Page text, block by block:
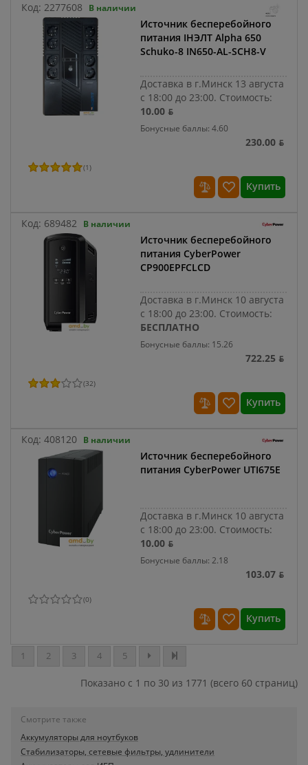
Код: 2277608 В наличии
Источник бесперебойного
питания IНЭЛТ Alpha 650
Schuko-8 IN650-AL-SCH8-V
Доставка в г.Минск 13 августа
с 18:00 до 23:00. Стоимость:
10.00 ƃ
Бонусные баллы: 4.60
230.00 ƃ
(1)
Купить
Код: 689482 В наличии
Источник бесперебойного
питания CyberPower
CP900EPFCLCD
Доставка в г.Минск 10 августа
с 18:00 до 23:00. Стоимость:
БЕСПЛАТНО
Бонусные баллы: 15.26
722.25 ƃ
(32)
Купить
Код: 408120 В наличии
Источник бесперебойного
питания CyberPower UTI675E
Доставка в г.Минск 10 августа
с 18:00 до 23:00. Стоимость:
10.00 ƃ
Бонусные баллы: 2.18
103.07 ƃ
(0)
Купить
1 2 3 4 5
Показано с 1 по 30 из 1771 (всего 60 страниц)
Смотрите также
Аккумуляторы для ноутбуков
Стабилизаторы, сетевые фильтры, удлинители